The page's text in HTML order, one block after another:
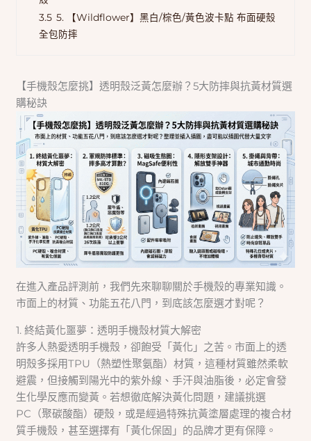
3.5 5. 【Wildflower】黑白/棕色/黃色波卡點 布面硬殼
全包防摔
【手機殼怎麼挑】透明殼泛黃怎麼辦？5大防摔與抗黃材質選
購秘訣
在進入產品評測前，我們先來聊聊關於手機殼的專業知識。
市面上的材質、功能五花八門，到底該怎麼選才對呢？
1. 終結黃化噩夢：透明手機殼材質大解密
許多人熱愛透明手機殼，卻飽受「黃化」之苦。市面上的透
明殼多採用TPU（熱塑性聚氨酯）材質，這種材質雖然柔軟
避震，但接觸到陽光中的紫外線、手汗與油脂後，必定會發
生化學反應而變黃。若想徹底解決黃化問題，建議挑選
PC（聚碳酸酯）硬殼，或是經過特殊抗黃塗層處理的複合材
質手機殼，甚至選擇有「黃化保固」的品牌才更有保障。